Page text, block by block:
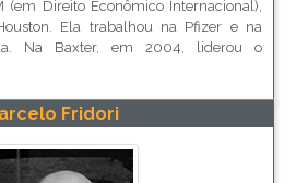
(em Direito Econômico Internacional),
Ela trabalhou na Pfizer e na
Na Baxter, em 2004, liderou o
na América Latina e, em 2006,
juntou-se a Diebold para ajudar a
seu programa de compliance na
durante o processo de
como parte do DPA que a mesma
Fridori